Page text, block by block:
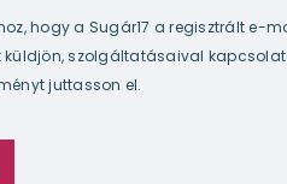
hogy a Sugár17 a regisztrált e-
küldjön, szolgáltatásaival
juttasson el.